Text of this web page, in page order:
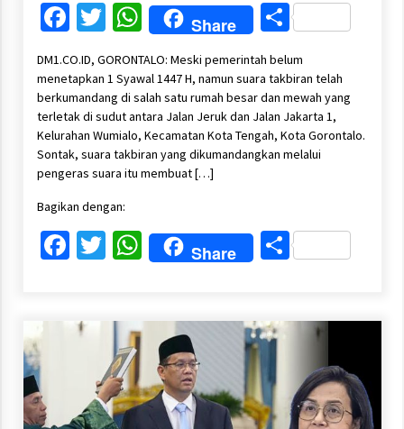
Facebook
Twitter
WhatsApp
Share Share
DM1.CO.ID, GORONTALO: Meski pemerintah belum
menetapkan 1 Syawal 1447 H, namun suara takbiran telah
berkumandang di salah satu rumah besar dan mewah yang
terletak di sudut antara Jalan Jeruk dan Jalan Jakarta 1,
Kelurahan Wumialo, Kecamatan Kota Tengah, Kota Gorontalo.
Sontak, suara takbiran yang dikumandangkan melalui
pengeras suara itu membuat […]
Bagikan dengan:
Facebook
Twitter
WhatsApp
Share Share